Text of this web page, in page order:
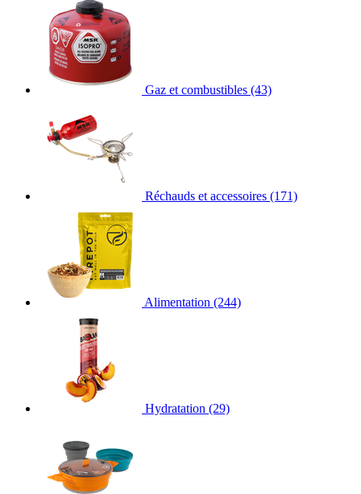
Gaz et combustibles (43)
Réchauds et accessoires (171)
Alimentation (244)
Hydratation (29)